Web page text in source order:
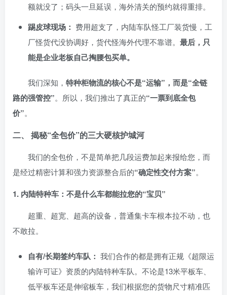
额就没了；码头一旦延误，海外清关的预约就得重排。
踢皮球现场： 费用超支了，内陆车队怪工厂装货慢，工
厂怪货代没协调好，货代怪海外代理不靠谱。 最后，只
能是企业老板自己掏腰包买单。
我们深知， 特种柜物流的核心不是“运输”，而是“全链
路的强管控”。所以，我们推出了真正的“一票到底全包
价”。
二、 揭秘“全包价”的三大硬核护城河
我们的全包价，不是简单把几段运费加起来报给您，而
是经过精密计算和强力资源整合后的“确定性交付方案”。
1. 内陆特种车：不是什么车都能拉您的“宝贝”
超重、超宽、超高的设备，普通集卡车根本拉不动，也
不敢拉。
自有/长期签约车队： 我们合作的都是拥有正规《超限运
输许可证》资质的内陆特种车队。不论是13米平板车、
低平板车还是伸缩板车，我们根据您的货物尺寸精准匹